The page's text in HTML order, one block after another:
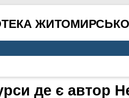
де є автор